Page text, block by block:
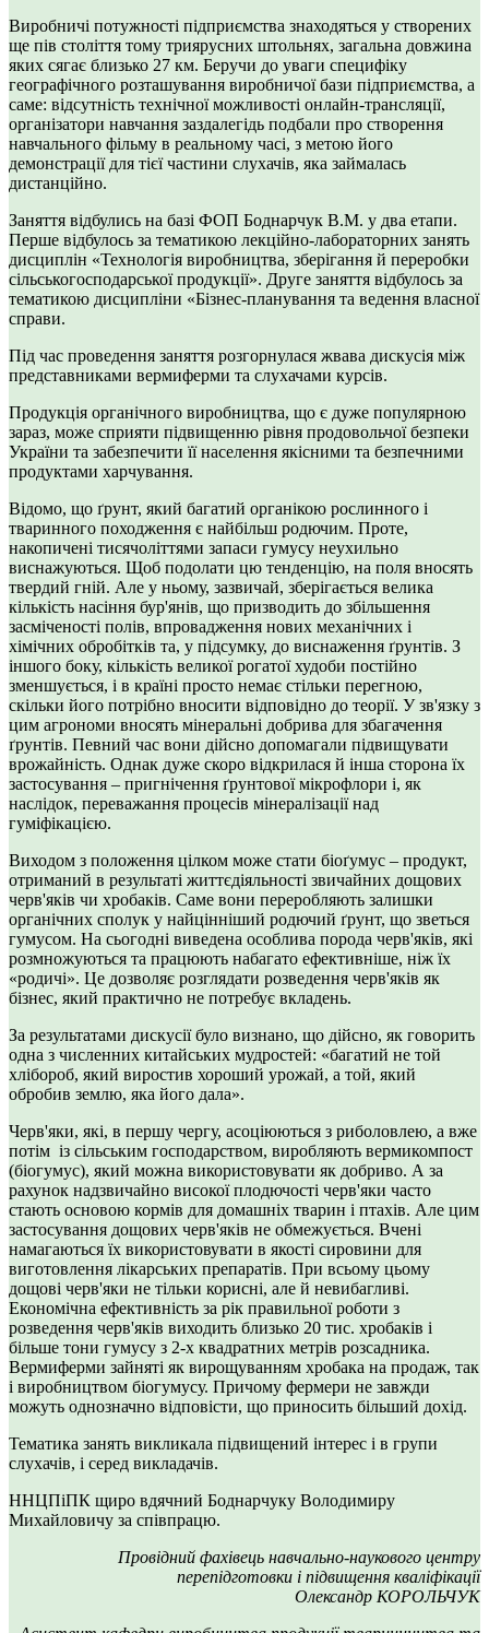
Виробничі потужності підприємства знаходяться у створених
ще пів століття тому триярусних штольнях, загальна довжина
яких сягає близько 27 км. Беручи до уваги специфіку
географічного розташування виробничої бази підприємства, а
саме: відсутність технічної можливості онлайн-трансляції,
організатори навчання заздалегідь подбали про створення
навчального фільму в реальному часі, з метою його
демонстрації для тієї частини слухачів, яка займалась
дистанційно.
Заняття відбулись на базі ФОП Боднарчук В.М. у два етапи.
Перше відбулось за тематикою лекційно-лабораторних занять
дисциплін «Технологія виробництва, зберігання й переробки
сільськогосподарської продукції». Друге заняття відбулось за
тематикою дисципліни «Бізнес-планування та ведення власної
справи.
Під час проведення заняття розгорнулася жвава дискусія між
представниками вермиферми та слухачами курсів.
Продукція органічного виробництва, що є дуже популярною
зараз, може сприяти підвищенню рівня продовольчої безпеки
України та забезпечити її населення якісними та безпечними
продуктами харчування.
Відомо, що ґрунт, який багатий органікою рослинного і
тваринного походження є найбільш родючим. Проте,
накопичені тисячоліттями запаси гумусу неухильно
виснажуються. Щоб подолати цю тенденцію, на поля вносять
твердий гній. Але у ньому, зазвичай, зберігається велика
кількість насіння бур'янів, що призводить до збільшення
засміченості полів, впровадження нових механічних і
хімічних обробітків та, у підсумку, до виснаження ґрунтів. З
іншого боку, кількість великої рогатої худоби постійно
зменшується, і в країні просто немає стільки перегною,
скільки його потрібно вносити відповідно до теорії. У зв'язку з
цим агрономи вносять мінеральні добрива для збагачення
ґрунтів. Певний час вони дійсно допомагали підвищувати
врожайність. Однак дуже скоро відкрилася й інша сторона їх
застосування – пригнічення ґрунтової мікрофлори і, як
наслідок, переважання процесів мінералізації над
гуміфікацією.
Виходом з положення цілком може стати біоґумус – продукт,
отриманий в результаті життєдіяльності звичайних дощових
черв'яків чи хробаків. Саме вони переробляють залишки
органічних сполук у найцінніший родючий ґрунт, що зветься
гумусом. На сьогодні виведена особлива порода черв'яків, які
розмножуються та працюють набагато ефективніше, ніж їх
«родичі». Це дозволяє розглядати розведення черв'яків як
бізнес, який практично не потребує вкладень.
За результатами дискусії було визнано, що дійсно, як говорить
одна з численних китайських мудростей: «багатий не той
хлібороб, який виростив хороший урожай, а той, який
обробив землю, яка його дала».
Черв'яки, які, в першу чергу, асоціюються з риболовлею, а вже
потім із сільським господарством, виробляють вермикомпост
(біогумус), який можна використовувати як добриво. А за
рахунок надзвичайно високої плодючості черв'яки часто
стають основою кормів для домашніх тварин і птахів. Але цим
застосування дощових черв'яків не обмежується. Вчені
намагаються їх використовувати в якості сировини для
виготовлення лікарських препаратів. При всьому цьому
дощові черв'яки не тільки корисні, але й невибагливі.
Економічна ефективність за рік правильної роботи з
розведення черв'яків виходить близько 20 тис. хробаків і
більше тони гумусу з 2-х квадратних метрів розсадника.
Вермиферми зайняті як вирощуванням хробака на продаж, так
і виробництвом біогумусу. Причому фермери не завжди
можуть однозначно відповісти, що приносить більший дохід.
Тематика занять викликала підвищений інтерес і в групи
слухачів, і серед викладачів.
ННЦПіПК щиро вдячний Боднарчуку Володимиру
Михайловичу за співпрацю.
Провідний фахівець навчально-наукового центру
перепідготовки і підвищення кваліфікації
Олександр КОРОЛЬЧУК